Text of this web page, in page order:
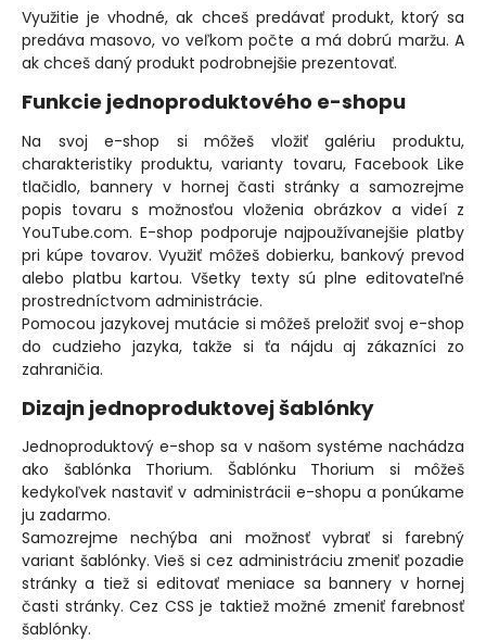
Využitie je vhodné, ak chceš predávať produkt, ktorý sa
predáva masovo, vo veľkom počte a má dobrú maržu. A
ak chceš daný produkt podrobnejšie prezentovať.
Funkcie jednoproduktového e-shopu
Na svoj e-shop si môžeš vložiť galériu produktu,
charakteristiky produktu, varianty tovaru, Facebook Like
tlačidlo, bannery v hornej časti stránky a samozrejme
popis tovaru s možnosťou vloženia obrázkov a videí z
YouTube.com. E-shop podporuje najpoužívanejšie platby
pri kúpe tovarov. Využiť môžeš dobierku, bankový prevod
alebo platbu kartou. Všetky texty sú plne editovateľné
prostredníctvom administrácie.
Pomocou jazykovej mutácie si môžeš preložiť svoj e-shop
do cudzieho jazyka, takže si ťa nájdu aj zákazníci zo
zahraničia.
Dizajn jednoproduktovej šablónky
Jednoproduktový e-shop sa v našom systéme nachádza
ako šablónka Thorium. Šablónku Thorium si môžeš
kedykoľvek nastaviť v administrácii e-shopu a ponúkame
ju zadarmo.
Samozrejme nechýba ani možnosť vybrať si farebný
variant šablónky. Vieš si cez administráciu zmeniť pozadie
stránky a tiež si editovať meniace sa bannery v hornej
časti stránky. Cez CSS je taktiež možné zmeniť farebnosť
šablónky.